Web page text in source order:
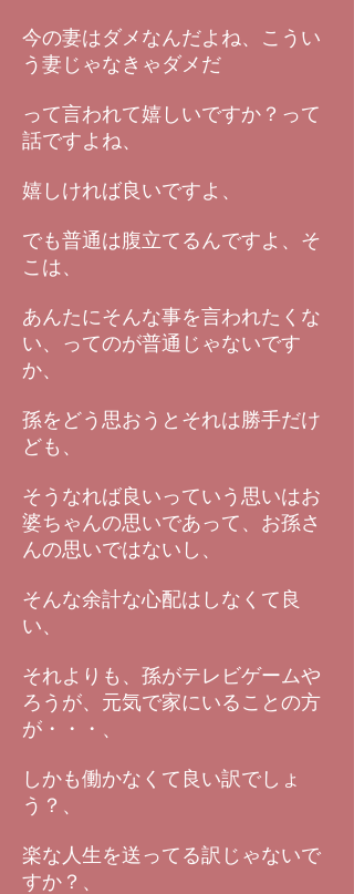
今の妻はダメなんだよね、こうい
う妻じゃなきゃダメだ
って言われて嬉しいですか？って
話ですよね、
嬉しければ良いですよ、
でも普通は腹立てるんですよ、そ
こは、
あんたにそんな事を言われたくな
い、ってのが普通じゃないです
か、
孫をどう思おうとそれは勝手だけ
ども、
そうなれば良いっていう思いはお
婆ちゃんの思いであって、お孫さ
んの思いではないし、
そんな余計な心配はしなくて良
い、
それよりも、孫がテレビゲームや
ろうが、元気で家にいることの方
が・・・、
しかも働かなくて良い訳でしょ
う？、
楽な人生を送ってる訳じゃないで
すか？、